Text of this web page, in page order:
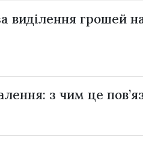
виділення грошей
з чим це